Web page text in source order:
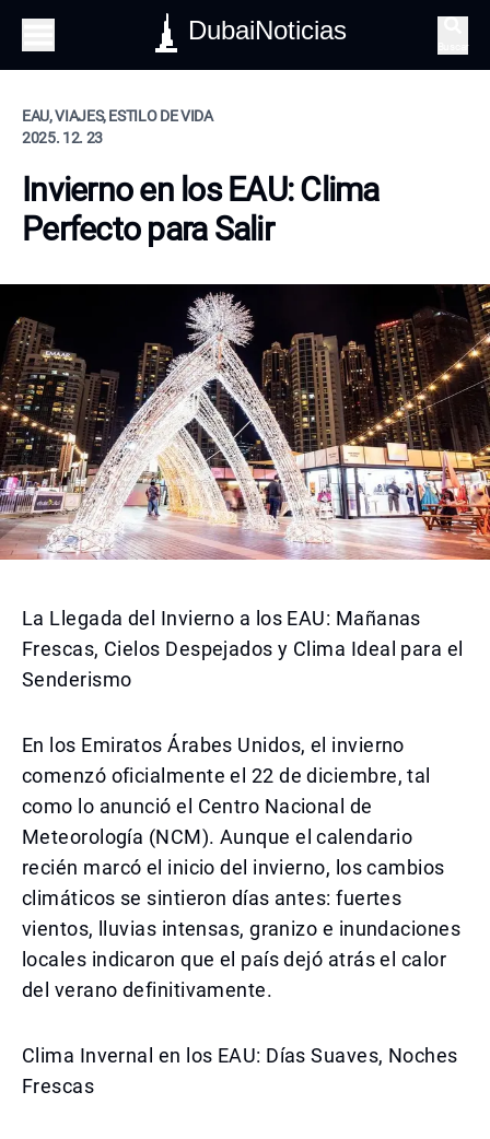
DubaiNoticias
EAU, VIAJES, ESTILO DE VIDA
2025. 12. 23
Invierno en los EAU: Clima
Perfecto para Salir
La Llegada del Invierno a los EAU: Mañanas
Frescas, Cielos Despejados y Clima Ideal para el
Senderismo
En los Emiratos Árabes Unidos, el invierno
comenzó oficialmente el 22 de diciembre, tal
como lo anunció el Centro Nacional de
Meteorología (NCM). Aunque el calendario
recién marcó el inicio del invierno, los cambios
climáticos se sintieron días antes: fuertes
vientos, lluvias intensas, granizo e inundaciones
locales indicaron que el país dejó atrás el calor
del verano definitivamente.
Clima Invernal en los EAU: Días Suaves, Noches
Frescas